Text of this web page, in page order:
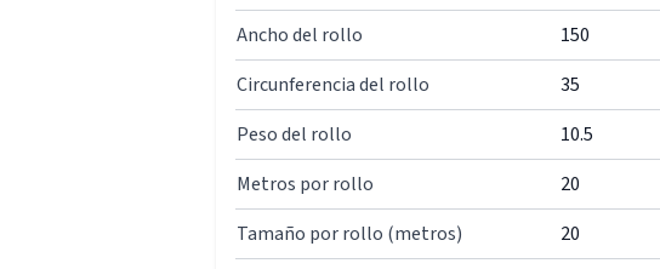
Ancho del rollo
150
Circunferencia del rollo
35
Peso del rollo
10.5
Metros por rollo
20
Tamaño por rollo (metros)
20